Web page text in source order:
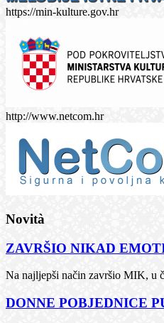
https://min-kulture.gov.hr
http://www.netcom.hr
Novità
ZAVRŠIO NIKAD
Na najljepši način završio MIK, u
DONNE POBJEDNICE